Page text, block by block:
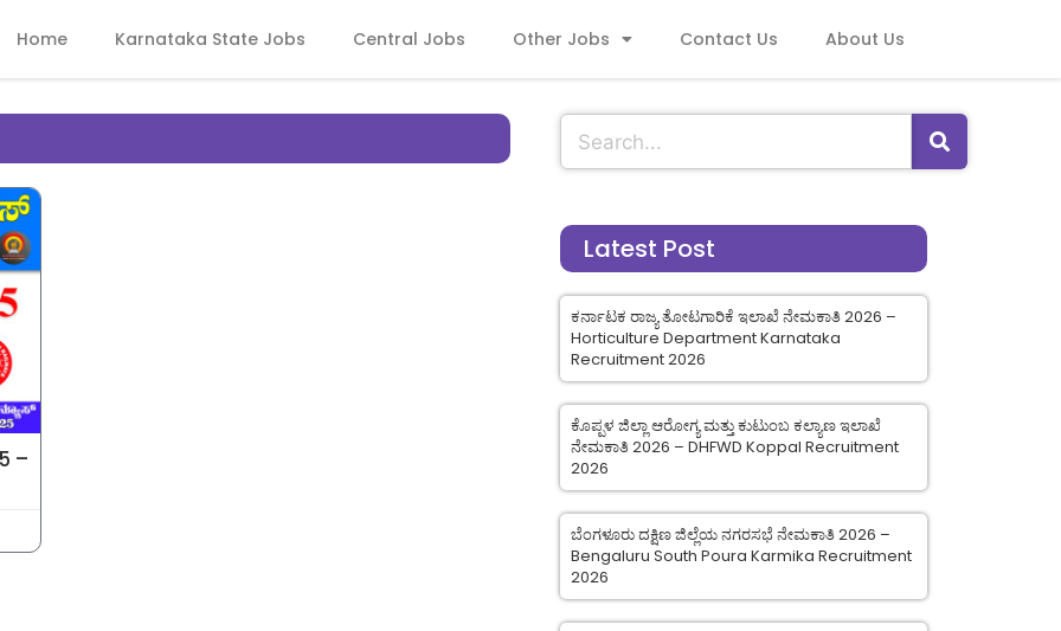
Home Karnataka State Jobs Central Jobs Other Jobs Contact Us About Us
–
Latest Post
ಕರ್ನಾಟಕ ರಾಜ್ಯ ತೋಟಗಾರಿಕೆ ಇಲಾಖೆ ನೇಮಕಾತಿ 2026 –
Horticulture Department Karnataka
Recruitment 2026
ಕೊಪ್ಪಳ ಜಿಲ್ಲಾ ಆರೋಗ್ಯ ಮತ್ತು ಕುಟುಂಬ ಕಲ್ಯಾಣ ಇಲಾಖೆ
ನೇಮಕಾತಿ 2026 – DHFWD Koppal Recruitment
2026
ಬೆಂಗಳೂರು ದಕ್ಷಿಣ ಜಿಲ್ಲೆಯ ನಗರಸಭೆ ನೇಮಕಾತಿ 2026 –
Bengaluru South Poura Karmika Recruitment
2026